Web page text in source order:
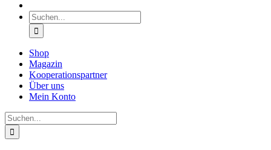
Suche
nach:
Shop
Magazin
Kooperationspartner
Über uns
Mein Konto
Suche
nach: